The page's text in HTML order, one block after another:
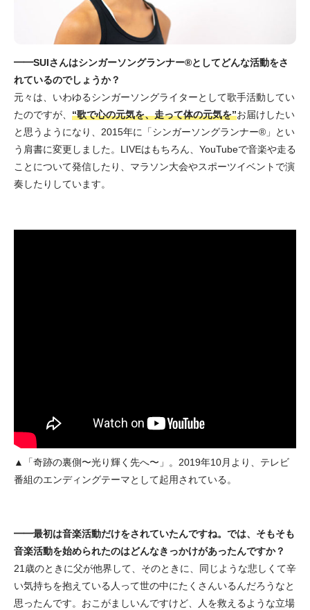
━━SUIさんはシンガーソングランナー®︎としてどんな活動をさ
れているのでしょうか？
元々は、いわゆるシンガーソングライターとして歌手活動してい
たのですが、 “歌で心の元気を、走って体の元気を”お届けしたい
と思うようになり、2015年に「シンガーソングランナー®︎」とい
う肩書に変更しました。LIVEはもちろん、YouTubeで音楽や走る
ことについて発信したり、マラソン大会やスポーツイベントで演
奏したりしています。
▲「奇跡の裏側〜光り輝く先へ〜」。2019年10月より、テレビ
番組のエンディングテーマとして起用されている。
━━最初は音楽活動だけをされていたんですね。では、そもそも
音楽活動を始められたのはどんなきっかけがあったんですか？
21歳のときに父が他界して、そのときに、同じような悲しくて辛
い気持ちを抱えている人って世の中にたくさんいるんだろうなと
思ったんです。おこがましいんですけど、人を救えるような立場